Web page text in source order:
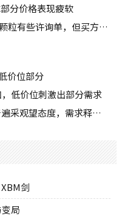
分价格表现疲软
【台湾地区】特定容量Wafer与部分颗粒有些许询单，但买方需求并不强劲
价位部分
，低价位刺激出部分需求
【台湾地区】买家对于高价位颗粒普遍采观望态度，需求释出有限
剑
局